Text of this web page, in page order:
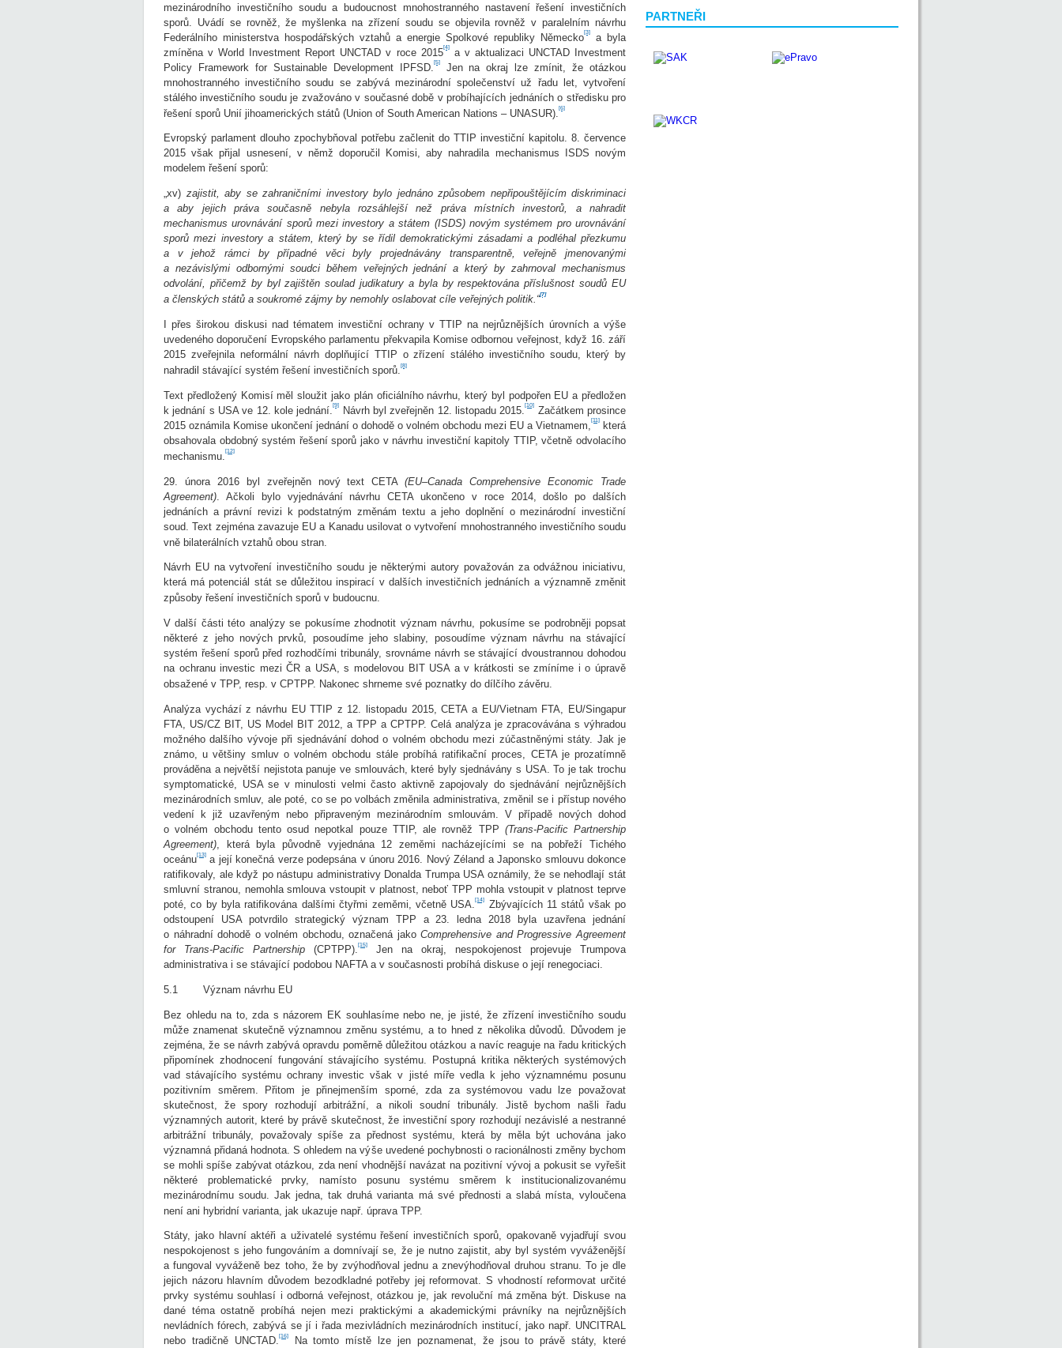
PARTNEŘI
mezinárodního investičního soudu a budoucnost mnohostranného nastavení řešení investičních
sporů. Uvádí se rovněž, že myšlenka na zřízení soudu se objevila rovněž v paralelním návrhu
Federálního ministerstva hospodářských vztahů a energie Spolkové republiky Německo[3]
a byla
zmíněna v World Investment Report UNCTAD v roce 2015[4]a v aktualizaci UNCTAD Investment
Policy Framework for Sustainable Development IPFSD. [5]Jen na okraj lze zmínit, že otázkou
mnohostranného investičního soudu se zabývá mezinárodní společenství už řadu let, vytvoření
stálého investičního soudu je zvažováno v současné době v probíhajících jednáních o středisku pro
řešení sporů Unií jihoamerických států (Union of South American Nations – UNASUR). [6]
Evropský parlament dlouho zpochybňoval potřebu začlenit do TTIP investiční kapitolu. 8. července
2015 však přijal usnesení, v němž doporučil Komisi, aby nahradila mechanismus ISDS novým
modelem řešení sporů:
„xv) zajistit, aby se zahraničními investory bylo jednáno způsobem nepřipouštějícím diskriminaci
a aby jejich práva současně nebyla rozsáhlejší než práva místních investorů, a nahradit
mechanismus urovnávání sporů mezi investory a státem (ISDS) novým systémem pro urovnávání
sporů mezi investory a státem, který by se řídil demokratickými zásadami a podléhal přezkumu
a v jehož rámci by případné věci byly projednávány transparentně, veřejně jmenovanými
a nezávislými odbornými soudci během veřejných jednání a který by zahrnoval mechanismus
odvolání, přičemž by byl zajištěn soulad judikatury a byla by respektována příslušnost soudů EU
a členských států a soukromé zájmy by nemohly oslabovat cíle veřejných politik.“[7]
I přes širokou diskusi nad tématem investiční ochrany v TTIP na nejrůznějších úrovních a výše
uvedeného doporučení Evropského parlamentu překvapila Komise odbornou veřejnost, když 16. září
2015 zveřejnila neformální návrh doplňující TTIP o zřízení stálého investičního soudu, který by
nahradil stávající systém řešení investičních sporů. [8]
Text předložený Komisí měl sloužit jako plán oficiálního návrhu, který byl podpořen EU a předložen
k jednání s USA ve 12. kole jednání.[9] Návrh byl zveřejněn 12. listopadu 2015.[10] Začátkem prosince
2015 oznámila Komise ukončení jednání o dohodě o volném obchodu mezi EU a Vietnamem, [11]
která
obsahovala obdobný systém řešení sporů jako v návrhu investiční kapitoly TTIP, včetně odvolacího
mechanismu. [12]
29. února 2016 byl zveřejněn nový text CETA(EU–Canada Comprehensive Economic Trade
Agreement) . Ačkoli bylo vyjednávání návrhu CETA ukončeno v roce 2014, došlo po dalších
jednáních a právní revizi k podstatným změnám textu a jeho doplnění o mezinárodní investiční
soud. Text zejména zavazuje EU a Kanadu usilovat o vytvoření mnohostranného investičního soudu
vně bilaterálních vztahů obou stran.
Návrh EU na vytvoření investičního soudu je některými autory považován za odvážnou iniciativu,
která má potenciál stát se důležitou inspirací v dalších investičních jednáních a významně změnit
způsoby řešení investičních sporů v budoucnu.
V další části této analýzy se pokusíme zhodnotit význam návrhu, pokusíme se podrobněji popsat
některé z jeho nových prvků, posoudíme jeho slabiny, posoudíme význam návrhu na stávající
systém řešení sporů před rozhodčími tribunály, srovnáme návrh se stávající dvoustrannou dohodou
na ochranu investic mezi ČR a USA, s modelovou BIT USA a v krátkosti se zmíníme i o úpravě
obsažené v TPP, resp. v CPTPP. Nakonec shrneme své poznatky do dílčího závěru.
Analýza vychází z návrhu EU TTIP z 12. listopadu 2015, CETA a EU/Vietnam FTA, EU/Singapur
FTA, US/CZ BIT, US Model BIT 2012, a TPP a CPTPP. Celá analýza je zpracovávána s výhradou
možného dalšího vývoje při sjednávání dohod o volném obchodu mezi zúčastněnými státy. Jak je
známo, u většiny smluv o volném obchodu stále probíhá ratifikační proces, CETA je prozatímně
prováděna a největší nejistota panuje ve smlouvách, které byly sjednávány s USA. To je tak trochu
symptomatické, USA se v minulosti velmi často aktivně zapojovaly do sjednávání nejrůznějších
mezinárodních smluv, ale poté, co se po volbách změnila administrativa, změnil se i přístup nového
vedení k již uzavřeným nebo připraveným mezinárodním smlouvám. V případě nových dohod
o volném obchodu tento osud nepotkal pouze TTIP, ale rovněž TPP (Trans-Pacific Partnership
Agreement) , která byla původně vyjednána 12 zeměmi nacházejícími se na pobřeží Tichého
oceánu[13] a její konečná verze podepsána v únoru 2016. Nový Zéland a Japonsko smlouvu dokonce
ratifikovaly, ale když po nástupu administrativy Donalda Trumpa USA oznámily, že se nehodlají stát
smluvní stranou, nemohla smlouva vstoupit v platnost, neboť TPP mohla vstoupit v platnost teprve
poté, co by byla ratifikována dalšími čtyřmi zeměmi, včetně USA.[14]
Zbývajících 11 států však po
odstoupení USA potvrdilo strategický význam TPP a 23. ledna 2018 byla uzavřena jednání
o náhradní dohodě o volném obchodu, označená jakoComprehensive and Progressive Agreement
for Trans-Pacific Partnership (CPTPP). [15]
Jen na okraj, nespokojenost projevuje Trumpova
administrativa i se stávající podobou NAFTA a v současnosti probíhá diskuse o její renegociaci.
5.1 Význam návrhu EU
Bez ohledu na to, zda s názorem EK souhlasíme nebo ne, je jisté, že zřízení investičního soudu
může znamenat skutečně významnou změnu systému, a to hned z několika důvodů. Důvodem je
zejména, že se návrh zabývá opravdu poměrně důležitou otázkou a navíc reaguje na řadu kritických
připomínek zhodnocení fungování stávajícího systému. Postupná kritika některých systémových
vad stávajícího systému ochrany investic však v jisté míře vedla k jeho významnému posunu
pozitivním směrem. Přitom je přinejmenším sporné, zda za systémovou vadu lze považovat
skutečnost, že spory rozhodují arbitrážní, a nikoli soudní tribunály. Jistě bychom našli řadu
významných autorit, které by právě skutečnost, že investiční spory rozhodují nezávislé a nestranné
arbitrážní tribunály, považovaly spíše za přednost systému, která by měla být uchována jako
významná přidaná hodnota. S ohledem na výše uvedené pochybnosti o racionálnosti změny bychom
se mohli spíše zabývat otázkou, zda není vhodnější navázat na pozitivní vývoj a pokusit se vyřešit
některé problematické prvky, namísto posunu systému směrem k institucionalizovanému
mezinárodnímu soudu. Jak jedna, tak druhá varianta má své přednosti a slabá místa, vyloučena
není ani hybridní varianta, jak ukazuje např. úprava TPP.
Státy, jako hlavní aktéři a uživatelé systému řešení investičních sporů, opakovaně vyjadřují svou
nespokojenost s jeho fungováním a domnívají se, že je nutno zajistit, aby byl systém vyváženější
a fungoval vyváženě bez toho, že by zvýhodňoval jednu a znevýhodňoval druhou stranu. To je dle
jejich názoru hlavním důvodem bezodkladné potřeby jej reformovat. S vhodností reformovat určité
prvky systému souhlasí i odborná veřejnost, otázkou je, jak revoluční má změna být. Diskuse na
dané téma ostatně probíhá nejen mezi praktickými a akademickými právníky na nejrůznějších
nevládních fórech, zabývá se jí i řada mezivládních mezinárodních institucí, jako např. UNCITRAL
nebo tradičně UNCTAD.[16]Na tomto místě lze jen poznamenat, že jsou to právě státy, které